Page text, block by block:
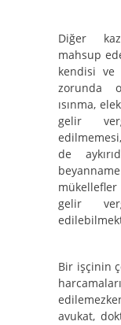
Diğer
mahsup
kendisi
zorunda
ısınma,
gelir
de
mükellefler
gelir
Bir işçinin
avukat,